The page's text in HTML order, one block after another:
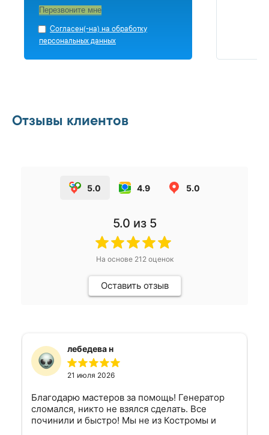
Перезвоните мне
Cогласен(-на) на обработку
персональных данных
Отзывы клиентов
5.0 4.9 5.0
5.0 из 5
На основе 212оценок
Оставить отзыв
лебедева н
21 июля 2026
Благодарю мастеров за помощь! Генератор
сломался, никто не взялся сделать. Все
починили и быстро! Мы не из Костромы и